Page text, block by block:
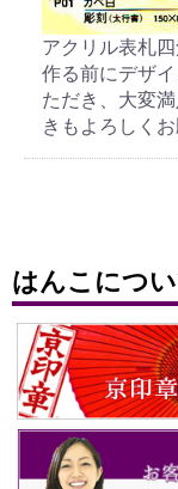
アクリル表札
作る前にデザ
ただき、大変
きもよろしくお
はんこにつ